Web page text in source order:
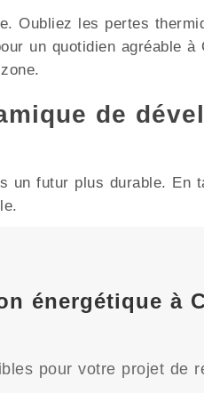
Oubliez les pertes
un quotidien agréable à
de
un futur plus durable. En
énergétique à
pour votre projet de